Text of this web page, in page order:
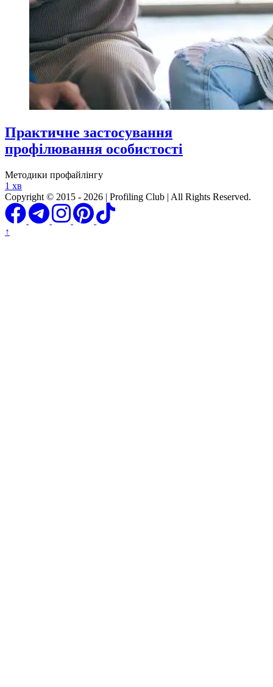
Практичне застосування
профілювання особистості
Методики профайлінгу
1 хв
Copyright © 2015 - 2026 | Profiling Club | All Rights Reserved.
↑